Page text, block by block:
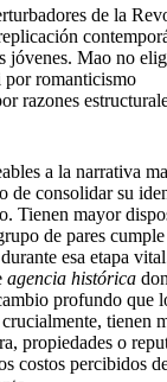
de la
jóvenes. Mao no
por romanticismo
razones
a la narrativa
de consolidar su
Tienen mayor
de pares cumple
esa etapa
agencia histórica
profundo que
tienen
propiedades o
costos percibidos